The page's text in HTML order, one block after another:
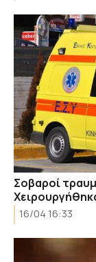
Σοβαροί
16/04 16:33